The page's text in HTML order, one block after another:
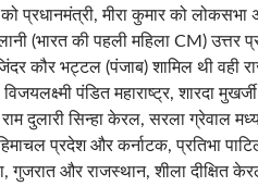
को प्रधानमंत्री, मीरा कुमार को
(भारत की पहली महिला CM) उत्तर
कौर भट्टल (पंजाब) शामिल थी वही
पंडित महाराष्ट्र, शारदा
दुलारी सिन्हा केरल, सरला ग्रेवाल
प्रदेश और कर्नाटक, प्रतिभा
गुजरात और राजस्थान, शीला दीक्षित